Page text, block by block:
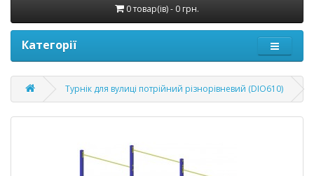
0 товар(ів) - 0 грн.
Категорії
Турнік для вулиці потрійний різнорівневий (DIO610)